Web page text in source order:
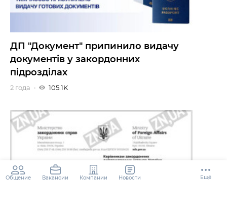
ДП "Документ" припинило видачу
документів у закордонних
підрозділах
2 года 105.1K
Общение Вакансии Компании Новости Ещё